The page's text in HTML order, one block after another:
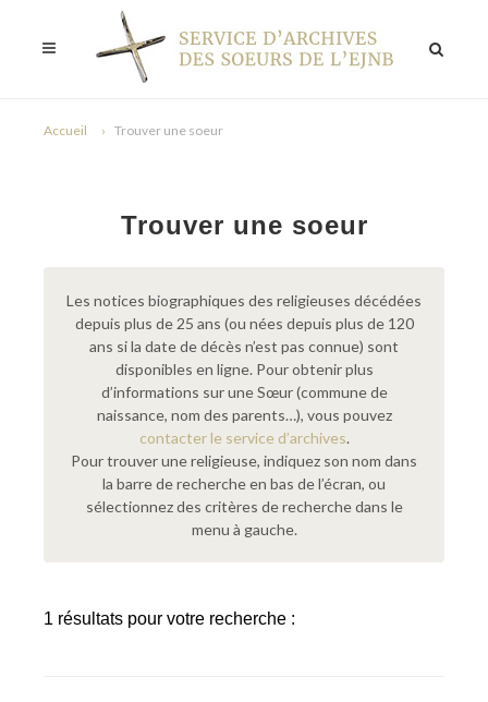
Accueil Trouver une soeur
Trouver une soeur
Les notices biographiques des religieuses décédées
depuis plus de 25 ans (ou nées depuis plus de 120
ans si la date de décès n’est pas connue) sont
disponibles en ligne. Pour obtenir plus
d’informations sur une Sœur (commune de
naissance, nom des parents…), vous pouvez
contacter le service d’archives.
Pour trouver une religieuse, indiquez son nom dans
la barre de recherche en bas de l’écran, ou
sélectionnez des critères de recherche dans le
menu à gauche.
1 résultats pour votre recherche :